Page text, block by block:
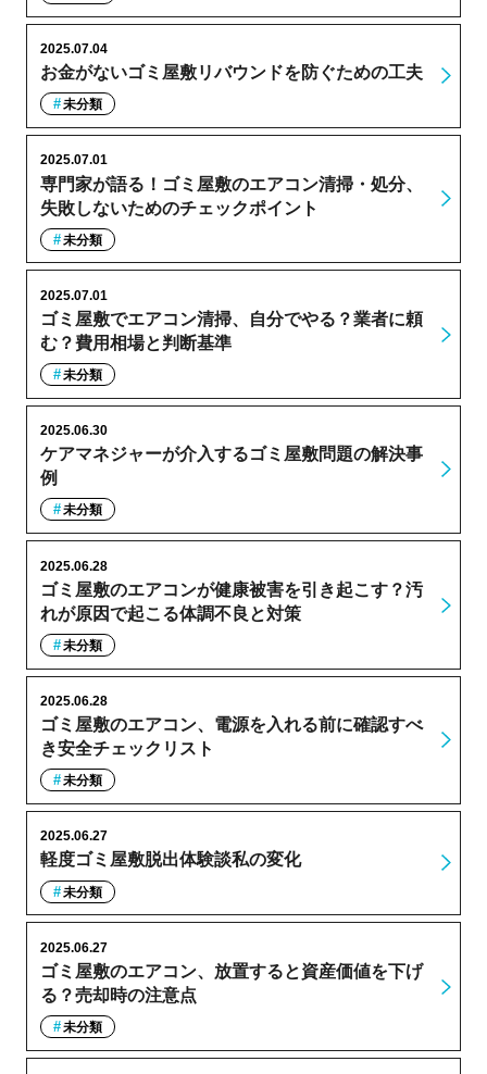
お金がないゴミ屋敷リバウンドを防ぐための工夫
2025.07.04
未分類
専門家が語る！ゴミ屋敷のエアコン清掃・処分、
失敗しないためのチェックポイント
2025.07.01
未分類
ゴミ屋敷でエアコン清掃、自分でやる？業者に頼
む？費用相場と判断基準
2025.07.01
未分類
ケアマネジャーが介入するゴミ屋敷問題の解決事
例
2025.06.30
未分類
ゴミ屋敷のエアコンが健康被害を引き起こす？汚
れが原因で起こる体調不良と対策
2025.06.28
未分類
ゴミ屋敷のエアコン、電源を入れる前に確認すべ
き安全チェックリスト
2025.06.28
未分類
軽度ゴミ屋敷脱出体験談私の変化
2025.06.27
未分類
ゴミ屋敷のエアコン、放置すると資産価値を下げ
る？売却時の注意点
2025.06.27
未分類